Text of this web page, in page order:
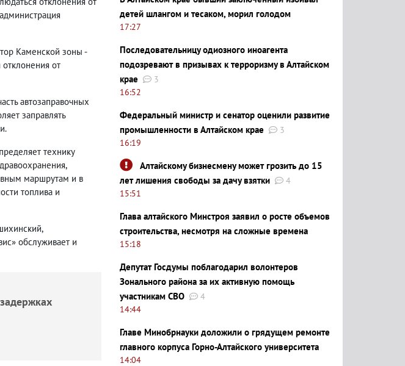
Каменской зоны -
от
автозаправочных
заправлять
технику
маршрутам и в
топлива и
обслуживает и
детей шлангом и тесаком, морил голодом
17:27
Последовательницу одиозного иноагента
подозревают в призывах к терроризму в Алтайском
крае
3
16:52
Федеральный министр и сенатор оценили развитие
промышленности в Алтайском крае
3
16:19
Алтайскому бизнесмену может грозить до 15
лет лишения свободы за дачу взятки
4
15:51
Глава алтайского Минстроя заявил о росте объемов
строительства, несмотря на сложные времена
15:18
Депутат Госдумы поблагодарил волонтеров
Зонального района за их активную помощь
участникам СВО
4
14:44
Главе Минобрнауки доложили о грядущем ремонте
главного корпуса Горно-Алтайского университета
14:04